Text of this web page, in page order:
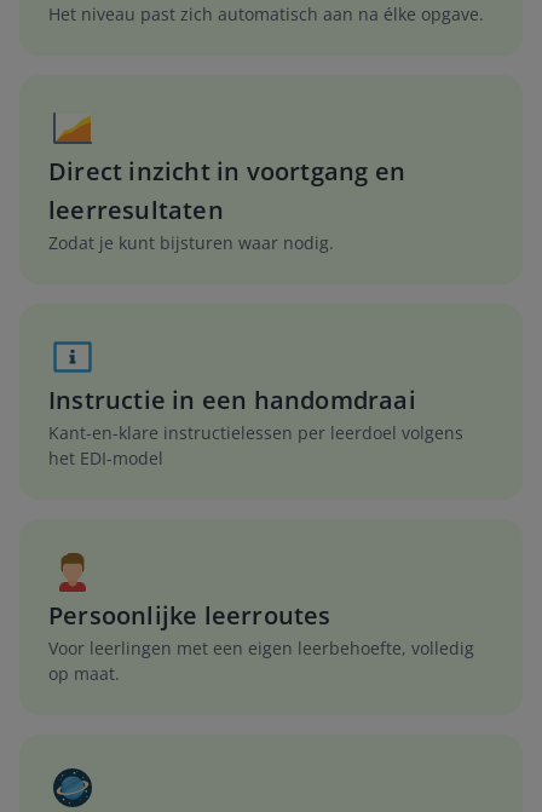
Het niveau past zich automatisch aan na élke opgave.
Direct inzicht in voortgang en
leerresultaten
Zodat je kunt bijsturen waar nodig.
Instructie in een handomdraai
Kant-en-klare instructielessen per leerdoel volgens
het EDI-model
Persoonlijke leerroutes
Voor leerlingen met een eigen leerbehoefte, volledig
op maat.